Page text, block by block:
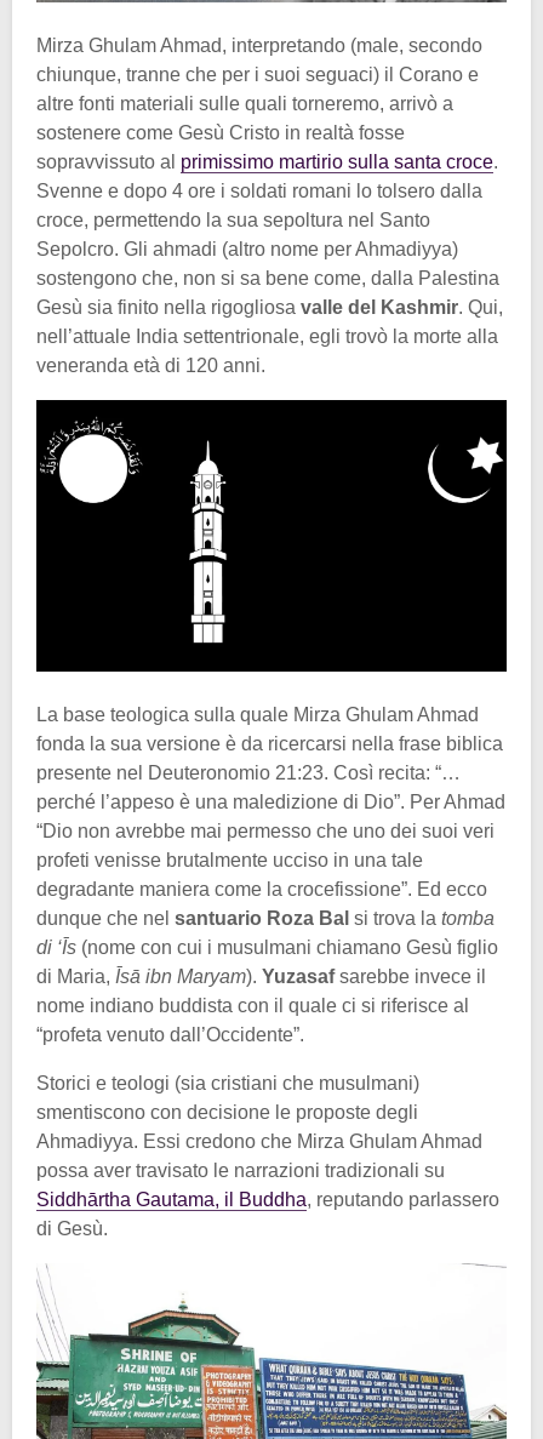
Mirza Ghulam Ahmad, interpretando (male, secondo
chiunque, tranne che per i suoi seguaci) il Corano e
altre fonti materiali sulle quali torneremo, arrivò a
sostenere come Gesù Cristo in realtà fosse
sopravvissuto al primissimo martirio sulla santa croce.
Svenne e dopo 4 ore i soldati romani lo tolsero dalla
croce, permettendo la sua sepoltura nel Santo
Sepolcro. Gli ahmadi (altro nome per Ahmadiyya)
sostengono che, non si sa bene come, dalla Palestina
Gesù sia finito nella rigogliosa valle del Kashmir. Qui,
nell’attuale India settentrionale, egli trovò la morte alla
veneranda età di 120 anni.
La base teologica sulla quale Mirza Ghulam Ahmad
fonda la sua versione è da ricercarsi nella frase biblica
presente nel Deuteronomio 21:23. Così recita: “…
perché l’appeso è una maledizione di Dio”. Per Ahmad
“Dio non avrebbe mai permesso che uno dei suoi veri
profeti venisse brutalmente ucciso in una tale
degradante maniera come la crocefissione”. Ed ecco
dunque che nel santuario Roza Bal si trova la tomba
di ‘Īs (nome con cui i musulmani chiamano Gesù figlio
di Maria, Īsā ibn Maryam). Yuzasafsarebbe invece il
nome indiano buddista con il quale ci si riferisce al
“profeta venuto dall’Occidente”.
Storici e teologi (sia cristiani che musulmani)
smentiscono con decisione le proposte degli
Ahmadiyya. Essi credono che Mirza Ghulam Ahmad
possa aver travisato le narrazioni tradizionali su
Siddhārtha Gautama, il Buddha, reputando parlassero
di Gesù.